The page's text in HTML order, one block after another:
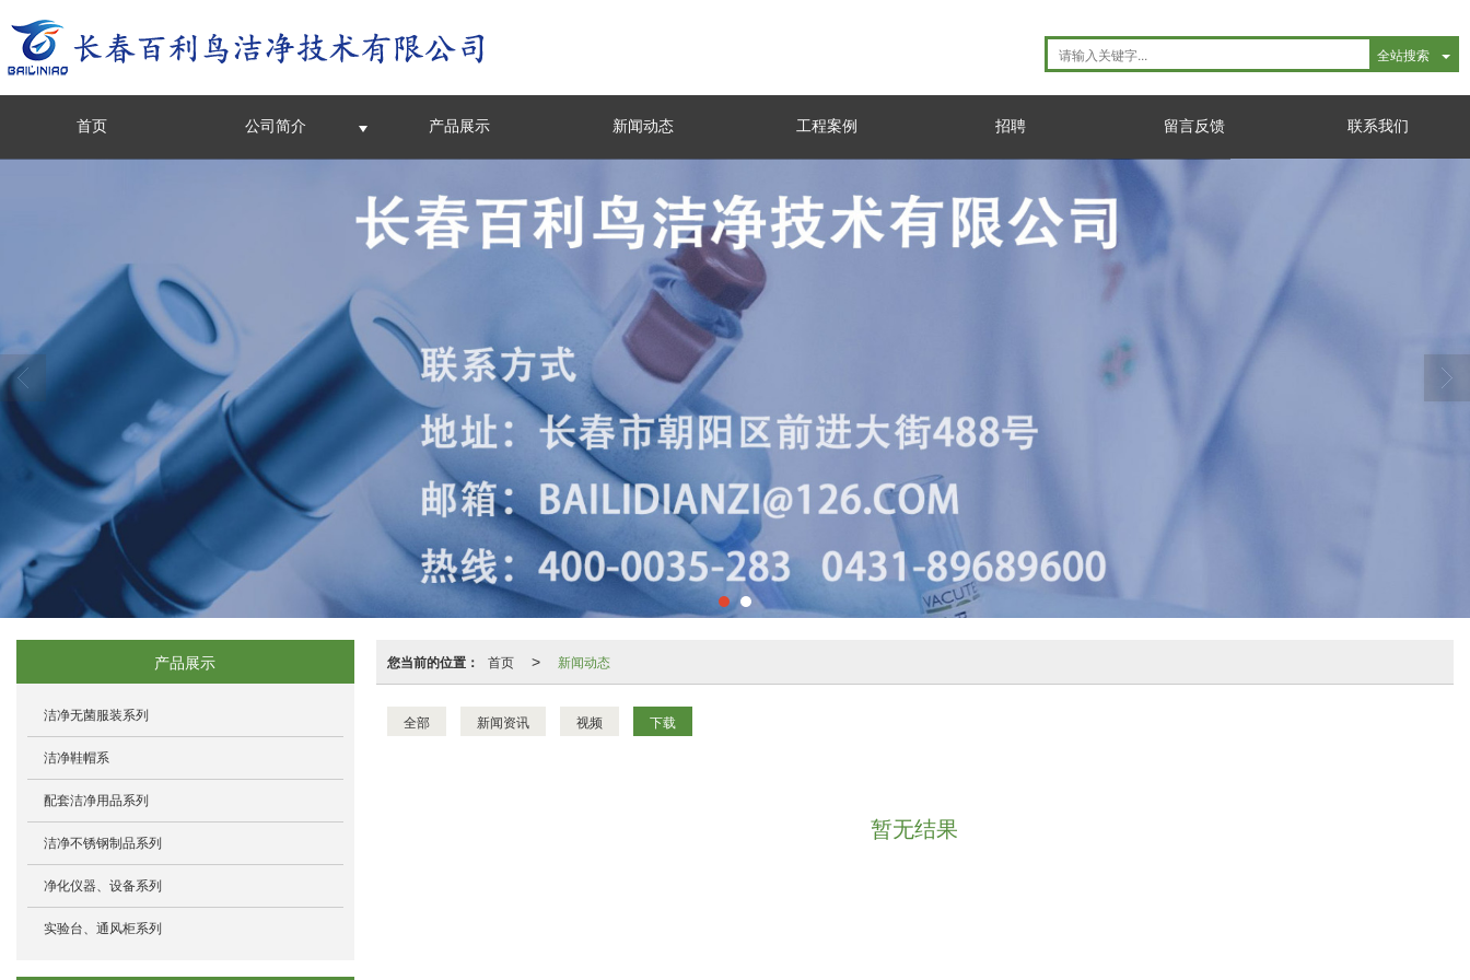
全站搜索
首页 公司简介 产品展示 新闻动态 工程案例 招聘 留言反馈 联系我们
您当前的位置： 首页 > 新闻动态
全部 新闻资讯 视频 下载
暂无结果
产品展示
洁净无菌服装系列
洁净鞋帽系
配套洁净用品系列
洁净不锈钢制品系列
净化仪器、设备系列
实验台、通风柜系列